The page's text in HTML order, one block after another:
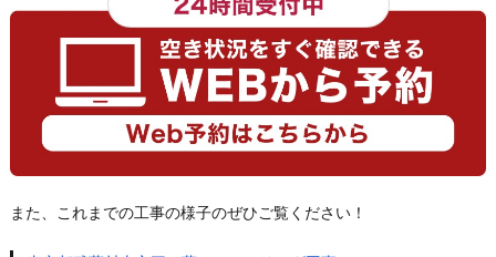
また、これまでの工事の様子のぜひご覧ください！